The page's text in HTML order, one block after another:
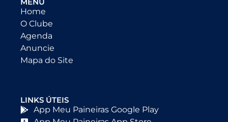
Home
O Clube
Agenda
Anuncie
Mapa do Site
LINKS ÚTEIS
App Meu Paineiras Google Play